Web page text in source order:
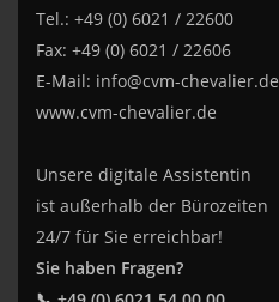
Tel.: +49 (0) 6021 / 22600
Fax: +49 (0) 6021 / 22606
E-Mail: info@cvm-chevalier.de
www.cvm-chevalier.de
Unsere digitale Assistentin
ist außerhalb der Bürozeiten
24/7 für Sie erreichbar!
Sie haben Fragen?